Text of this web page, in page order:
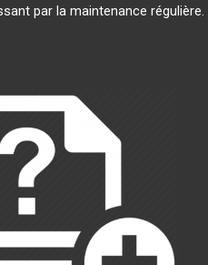
par la maintenance